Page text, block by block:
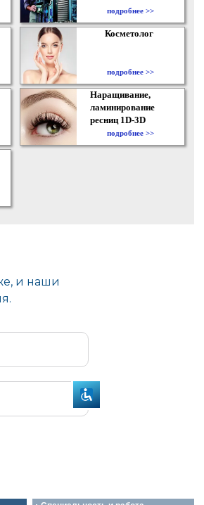
подробнее >>
Косметолог
подробнее >>
Наращивание,
ламинирование
ресниц 1D-3D
подробнее >>